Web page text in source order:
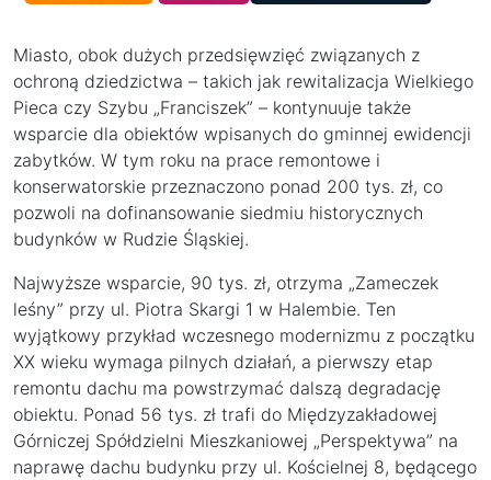
Miasto, obok dużych przedsięwzięć związanych z
ochroną dziedzictwa – takich jak rewitalizacja Wielkiego
Pieca czy Szybu „Franciszek” – kontynuuje także
wsparcie dla obiektów wpisanych do gminnej ewidencji
zabytków. W tym roku na prace remontowe i
konserwatorskie przeznaczono ponad 200 tys. zł, co
pozwoli na dofinansowanie siedmiu historycznych
budynków w Rudzie Śląskiej.
Najwyższe wsparcie, 90 tys. zł, otrzyma „Zameczek
leśny” przy ul. Piotra Skargi 1 w Halembie. Ten
wyjątkowy przykład wczesnego modernizmu z początku
XX wieku wymaga pilnych działań, a pierwszy etap
remontu dachu ma powstrzymać dalszą degradację
obiektu. Ponad 56 tys. zł trafi do Międzyzakładowej
Górniczej Spółdzielni Mieszkaniowej „Perspektywa” na
naprawę dachu budynku przy ul. Kościelnej 8, będącego